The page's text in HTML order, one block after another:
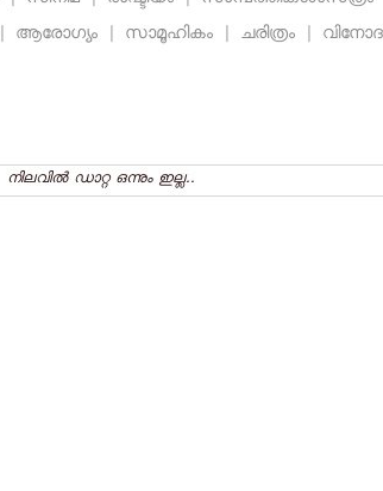
| ആരോഗ്യം | സാമൂഹികം | ചരിത്രം |
നിലവില്‍ ഡാറ്റ ഒന്നും ഇല്ല..